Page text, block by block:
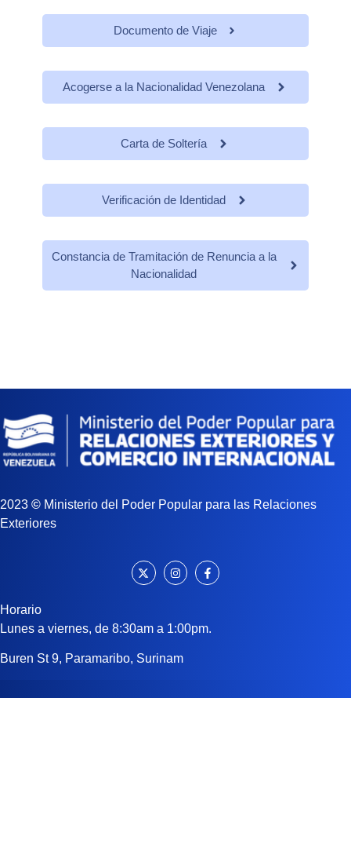
Documento de Viaje
Acogerse a la Nacionalidad Venezolana
Carta de Soltería
Verificación de Identidad
Constancia de Tramitación de Renuncia a la
Nacionalidad
2023 © Ministerio del Poder Popular para las Relaciones
Exteriores
Horario
Lunes a viernes, de 8:30am a 1:00pm.
Buren St 9, Paramaribo, Surinam